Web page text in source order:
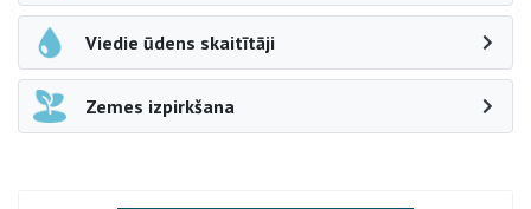
Viedie ūdens skaitītāji
Zemes izpirkšana